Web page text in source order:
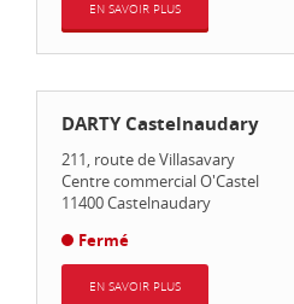
EN SAVOIR PLUS
DARTY Castelnaudary
211, route de Villasavary
Centre commercial O'Castel
11400Castelnaudary
Fermé
EN SAVOIR PLUS